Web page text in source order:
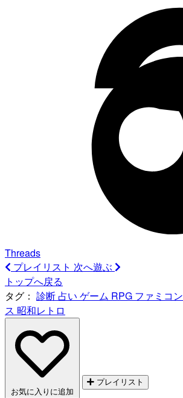
Threads
プレイリスト 次へ遊ぶ
トップへ戻る
タグ： 診断 占い ゲーム RPG ファミコン
ス 昭和レトロ
お気に入りに追加
プレイリスト